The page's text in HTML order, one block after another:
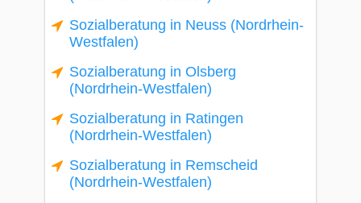
Sozialberatung in Neuss (Nordrhein-
Westfalen)
Sozialberatung in Olsberg
(Nordrhein-Westfalen)
Sozialberatung in Ratingen
(Nordrhein-Westfalen)
Sozialberatung in Remscheid
(Nordrhein-Westfalen)